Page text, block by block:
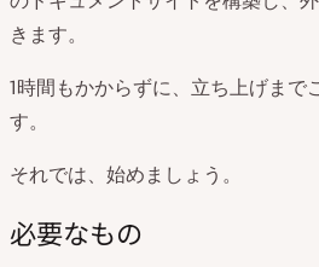
きます。
1時間もかからずに、立ち上げまで
す。
それでは、始めましょう。
必要なもの